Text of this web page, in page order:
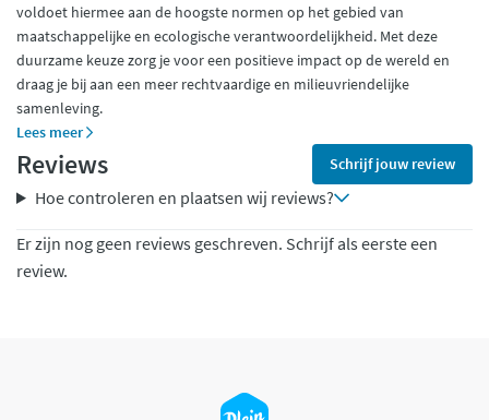
voldoet hiermee aan de hoogste normen op het gebied van
maatschappelijke en ecologische verantwoordelijkheid. Met deze
duurzame keuze zorg je voor een positieve impact op de wereld en
draag je bij aan een meer rechtvaardige en milieuvriendelijke
samenleving.
Lees meer
Reviews Schrijf jouw review
Hoe controleren en plaatsen wij reviews?
Er zijn nog geen reviews geschreven. Schrijf als eerste een
review.